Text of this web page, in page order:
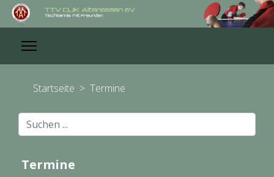
Startseite > Termine
Suchen
...
Termine